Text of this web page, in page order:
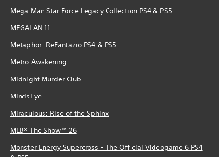
Mega Man Star Force Legacy Collection PS4 & PS5
MEGALAN 11
Metaphor: ReFantazio PS4 & PS5
Metro Awakening
Midnight Murder Club
MindsEye
Miraculous: Rise of the Sphinx
MLB® The Show™ 26
Monster Energy Supercross - The Official Videogame 6 PS4